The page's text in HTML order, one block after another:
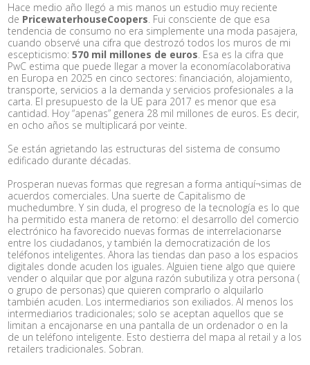
Hace medio año llegó a mis manos un estudio muy reciente
de PricewaterhouseCoopers. Fui consciente de que esa
tendencia de consumo no era simplemente una moda pasajera,
cuando observé una cifra que destrozó todos los muros de mi
escepticismo:570 mil millones de euros. Esa es la cifra que
PwC estima que puede llegar a mover la economíacolaborativa
en Europa en 2025 en cinco sectores: financiación, alojamiento,
transporte, servicios a la demanda y servicios profesionales a la
carta. El presupuesto de la UE para 2017 es menor que esa
cantidad. Hoy “apenas” genera 28 mil millones de euros. Es decir,
en ocho años se multiplicará por veinte.
Se están agrietando las estructuras del sistema de consumo
edificado durante décadas.
Prosperan nuevas formas que regresan a forma antiquí¬simas de
acuerdos comerciales. Una suerte de Capitalismo de
muchedumbre. Y sin duda, el progreso de la tecnología es lo que
ha permitido esta manera de retorno: el desarrollo del comercio
electrónico ha favorecido nuevas formas de interrelacionarse
entre los ciudadanos, y también la democratización de los
teléfonos inteligentes. Ahora las tiendas dan paso a los espacios
digitales donde acuden los iguales. Alguien tiene algo que quiere
vender o alquilar que por alguna razón subutiliza y otra persona (
o grupo de personas) que quieren comprarlo o alquilarlo
también acuden. Los intermediarios son exiliados. Al menos los
intermediarios tradicionales; solo se aceptan aquellos que se
limitan a encajonarse en una pantalla de un ordenador o en la
de un teléfono inteligente. Esto destierra del mapa al retail y a los
retailers tradicionales. Sobran.